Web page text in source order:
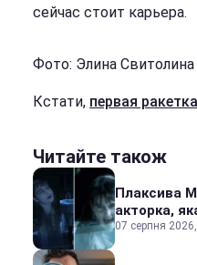
сейчас стоит карьера.
Фото: Элина
Кстати, первая
Читайте також
Плаксива
акторка,
07 серпня